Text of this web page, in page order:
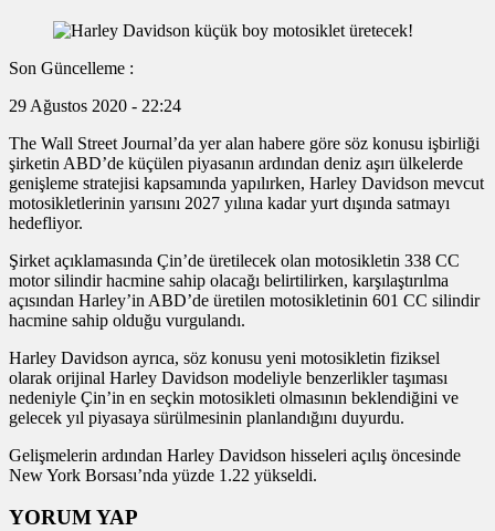
Son Güncelleme :
29 Ağustos 2020 - 22:24
The Wall Street Journal’da yer alan habere göre söz konusu işbirliği
şirketin ABD’de küçülen piyasanın ardından deniz aşırı ülkelerde
genişleme stratejisi kapsamında yapılırken, Harley Davidson mevcut
motosikletlerinin yarısını 2027 yılına kadar yurt dışında satmayı
hedefliyor.
Şirket açıklamasında Çin’de üretilecek olan motosikletin 338 CC
motor silindir hacmine sahip olacağı belirtilirken, karşılaştırılma
açısından Harley’in ABD’de üretilen motosikletinin 601 CC silindir
hacmine sahip olduğu vurgulandı.
Harley Davidson ayrıca, söz konusu yeni motosikletin fiziksel
olarak orijinal Harley Davidson modeliyle benzerlikler taşıması
nedeniyle Çin’in en seçkin motosikleti olmasının beklendiğini ve
gelecek yıl piyasaya sürülmesinin planlandığını duyurdu.
Gelişmelerin ardından Harley Davidson hisseleri açılış öncesinde
New York Borsası’nda yüzde 1.22 yükseldi.
YORUM YAP